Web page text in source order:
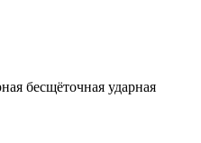
бесщёточная ударная